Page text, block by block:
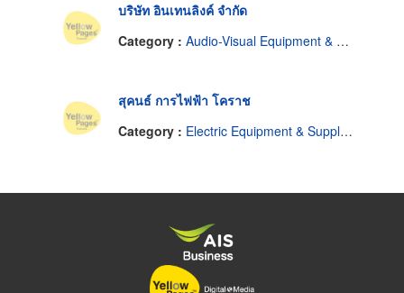
บริษัท อินเทนลิงค์ จำกัด
Category : Audio-Visual Equipment & Supplies
สุคนธ์ การไฟฟ้า โคราช
Category : Electric Equipment & Supplies-Wholesale & Manufacturers